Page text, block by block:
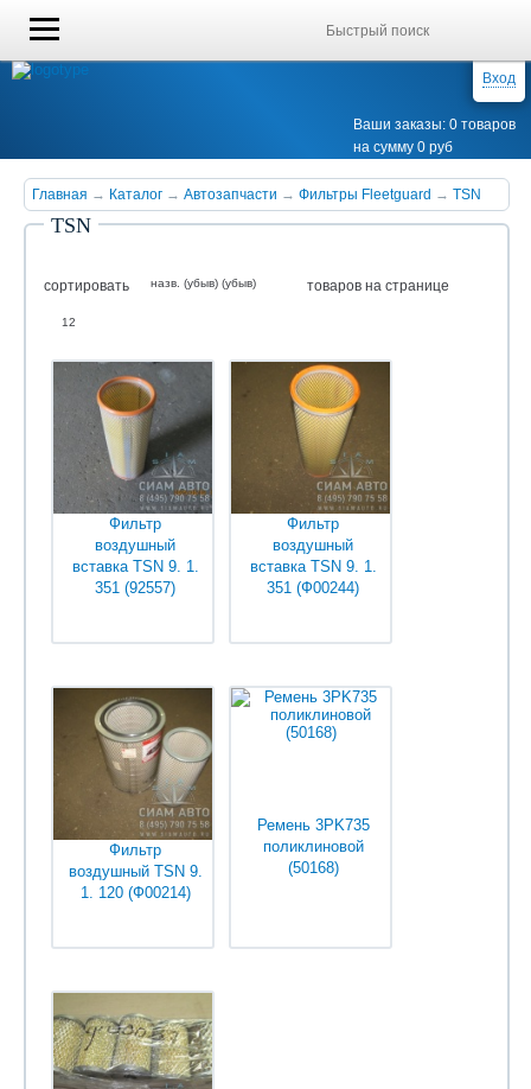
Вход
Ваши заказы: 0 товаров
на сумму 0 руб
Главная → Каталог → Автозапчасти → Фильтры Fleetguard → TSN
TSN
сортировать назв. (убыв) (убыв) товаров на странице
12
Фильтр
воздушный
вставка TSN 9. 1.
351 (92557)
менеджеров
Фильтр
воздушный
вставка TSN 9. 1.
351 (Ф00244)
менеджеров
Фильтр
воздушный TSN 9.
1. 120 (Ф00214)
менеджеров
Ремень 3PK735
поликлиновой
(50168)
менеджеров